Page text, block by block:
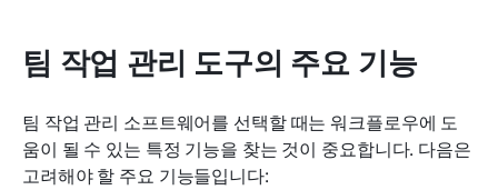
팀 작업 관리 도구의 주요 기능
팀 작업 관리 소프트웨어를 선택할 때는 워크플로우에 도
움이 될 수 있는 특정 기능을 찾는 것이 중요합니다. 다음은
고려해야 할 주요 기능들입니다: